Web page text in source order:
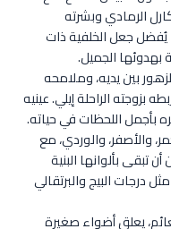
الرمادي وبشرته
يُفضل جعل الخلفية ذات
بهدوئها الجميل.
بين يديه، وملامحه
الراحلة إيلي. عينيه
بأجمل اللحظات في حياته.
والأصفر، والوردي، مع
تبقى بألوانها البنية
درجات البيج والبرتقالي
يعلق أضواء صغيرة